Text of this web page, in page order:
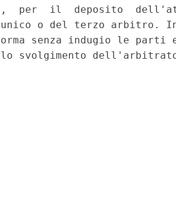
2,  per  il  deposito
o del terzo arbitro. In
senza indugio le
lo svolgimento